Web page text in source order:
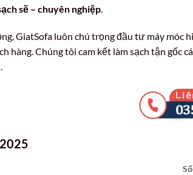
sẽ – chuyên nghiệp
GiatSofa luôn chú trọng đầu tư máy móc
hàng. Chúng tôi cam kết làm sạch tận